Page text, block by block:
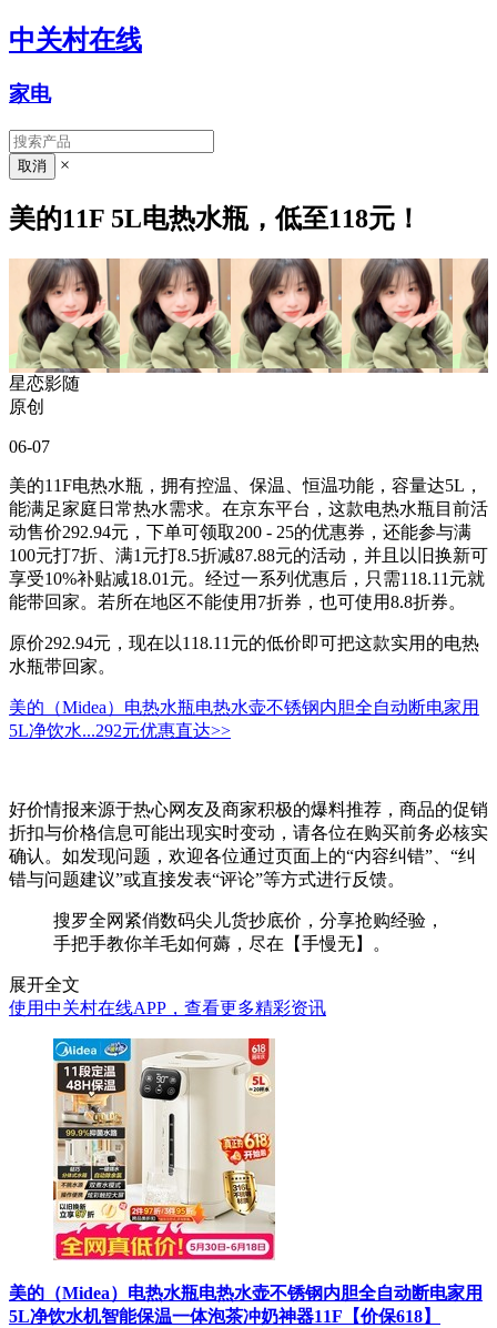
中关村在线
家电
×
美的11F 5L电热水瓶，低至118元！
星恋影随
原创
06-07
美的11F电热水瓶，拥有控温、保温、恒温功能，容量达5L，
能满足家庭日常热水需求。在京东平台，这款电热水瓶目前活
动售价292.94元，下单可领取200 - 25的优惠券，还能参与满
100元打7折、满1元打8.5折减87.88元的活动，并且以旧换新可
享受10%补贴减18.01元。经过一系列优惠后，只需118.11元就
能带回家。若所在地区不能使用7折券，也可使用8.8折券。
原价292.94元，现在以118.11元的低价即可把这款实用的电热
水瓶带回家。
美的（Midea）电热水瓶电热水壶不锈钢内胆全自动断电家用
5L净饮水...292元优惠直达>>
好价情报来源于热心网友及商家积极的爆料推荐，商品的促销
折扣与价格信息可能出现实时变动，请各位在购买前务必核实
确认。如发现问题，欢迎各位通过页面上的“内容纠错”、“纠
错与问题建议”或直接发表“评论”等方式进行反馈。
搜罗全网紧俏数码尖儿货抄底价，分享抢购经验，
手把手教你羊毛如何薅，尽在【手慢无】。
展开全文
使用中关村在线APP，查看更多精彩资讯
美的（Midea）电热水瓶电热水壶不锈钢内胆全自动断电家用
5L净饮水机智能保温一体泡茶冲奶神器11F【价保618】